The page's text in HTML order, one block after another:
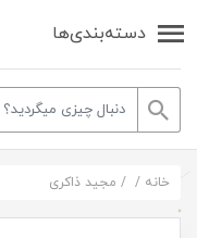
دسته‌بندی‌ها
خانه /
/ مجید ذاکری